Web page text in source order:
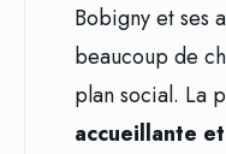
Bobigny et ses
beaucoup de
plan social. La
accueillante